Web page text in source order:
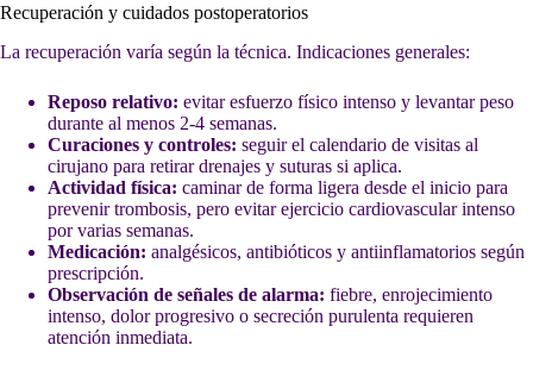
Recuperación y cuidados postoperatorios
La recuperación varía según la técnica. Indicaciones generales:
Reposo relativo: evitar esfuerzo físico intenso y levantar peso
durante al menos 2-4 semanas.
Curaciones y controles: seguir el calendario de visitas al
cirujano para retirar drenajes y suturas si aplica.
Actividad física: caminar de forma ligera desde el inicio para
prevenir trombosis, pero evitar ejercicio cardiovascular intenso
por varias semanas.
Medicación: analgésicos, antibióticos y antiinflamatorios según
prescripción.
Observación de señales de alarma: fiebre, enrojecimiento
intenso, dolor progresivo o secreción purulenta requieren
atención inmediata.